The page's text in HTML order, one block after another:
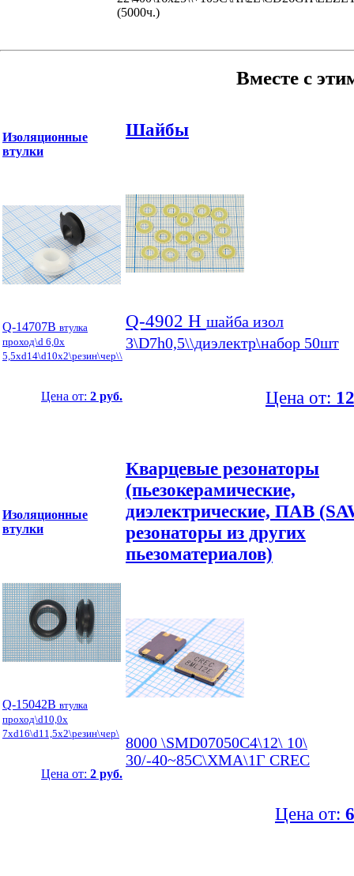
(5000ч.)
Вместе с
Изоляционные
втулки
Q-14707B втулка
проход\d 6,0x
5,5xd14\d10x2\резин\чер\\
Цена от: 2 руб.
Шайбы
Q-4902 Н шайба изол
3\D7h0,5\\диэлектр\набор 50шт
Цена от:
Изоляционные
втулки
Q-15042B втулка
проход\d10,0x
7xd16\d11,5x2\резин\чер\
Цена от: 2 руб.
Кварцевые резонаторы
(пьезокерамические,
диэлектрические, ПАВ
резонаторы из других
пьезоматериалов)
8000 \SMD07050C4\12\ 10\
30/-40~85C\XMA\1Г CREC
Цена от: